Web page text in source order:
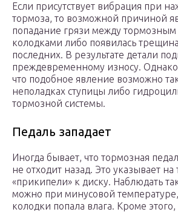
Если присутствует вибрация при
тормоза, то возможной причиной
попадание грязи между
колодками либо появилась
последних. В результате детали
преждевременному износу. Однако
что подобное явление возможно
неполадках ступицы либо
тормозной системы.
Педаль западает
Иногда бывает, что тормозная
не отходит назад. Это указывает на
«прикипели» к диску. Наблюдать
можно при минусовой температуре,
колодки попала влага. Кроме